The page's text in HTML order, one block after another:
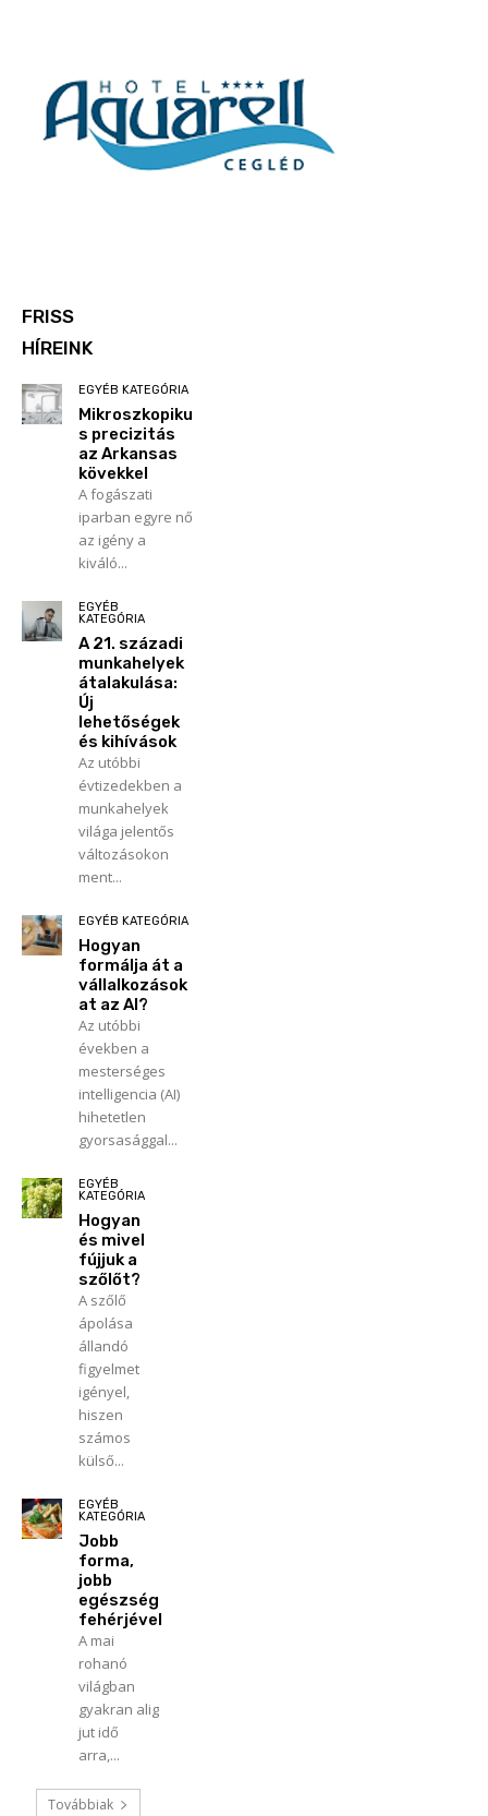
FRISS
HÍREINK
EGYÉB KATEGÓRIA
Mikroszkopiku
s precizitás
az Arkansas
kövekkel
A fogászati
iparban egyre nő
az igény a
kiváló...
EGYÉB
KATEGÓRIA
A 21. századi
munkahelyek
átalakulása:
Új
lehetőségek
és kihívások
Az utóbbi
évtizedekben a
munkahelyek
világa jelentős
változásokon
ment...
EGYÉB KATEGÓRIA
Hogyan
formálja át a
vállalkozások
at az AI?
Az utóbbi
években a
mesterséges
intelligencia (AI)
hihetetlen
gyorsasággal...
EGYÉB
KATEGÓRIA
Hogyan
és mivel
fújjuk a
szőlőt?
A szőlő
ápolása
állandó
figyelmet
igényel,
hiszen
számos
külső...
EGYÉB
KATEGÓRIA
Jobb
forma,
jobb
egészség
fehérjével
A mai
rohanó
világban
gyakran alig
jut idő
arra,...
Továbbiak